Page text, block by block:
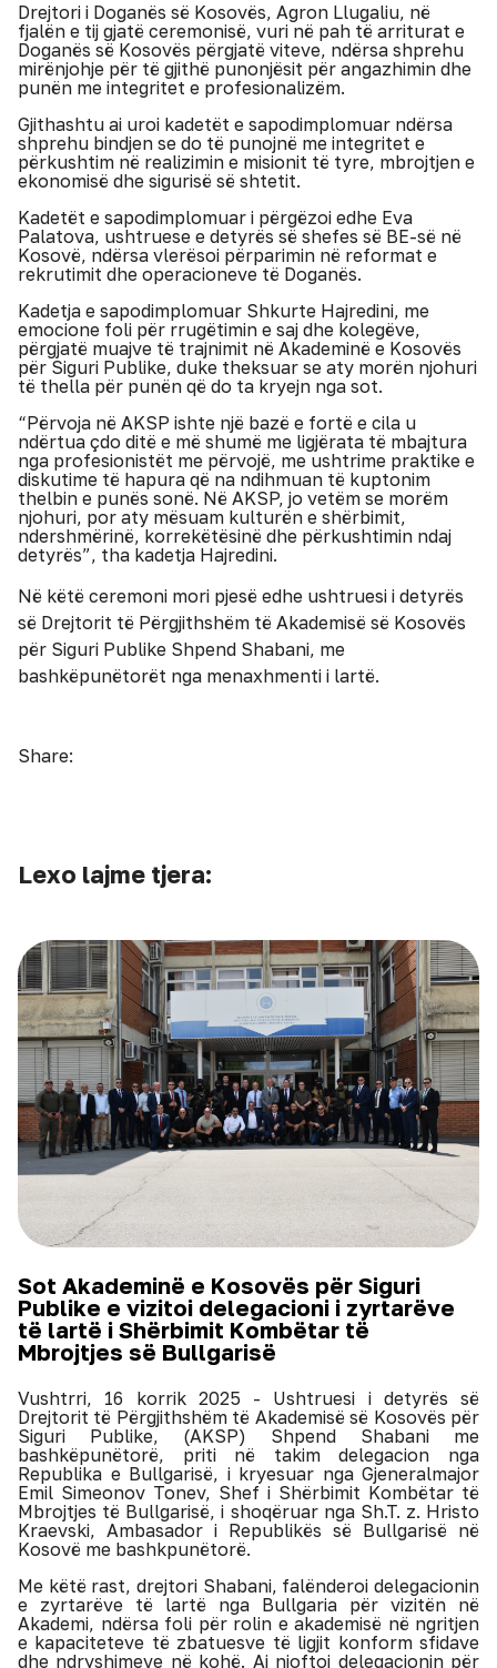
Drejtori i Doganës së Kosovës, Agron Llugaliu, në
fjalën e tij gjatë ceremonisë, vuri në pah të arriturat e
Doganës së Kosovës përgjatë viteve, ndërsa shprehu
mirënjohje për të gjithë punonjësit për angazhimin dhe
punën me integritet e profesionalizëm.
Gjithashtu ai uroi kadetët e sapodimplomuar ndërsa
shprehu bindjen se do të punojnë me integritet e
përkushtim në realizimin e misionit të tyre, mbrojtjen e
ekonomisë dhe sigurisë së shtetit.
Kadetët e sapodimplomuar i përgëzoi edhe Eva
Palatova, ushtruese e detyrës së shefes së BE-së në
Kosovë, ndërsa vlerësoi përparimin në reformat e
rekrutimit dhe operacioneve të Doganës.
Kadetja e sapodimplomuar Shkurte Hajredini, me
emocione foli për rrugëtimin e saj dhe kolegëve,
përgjatë muajve të trajnimit në Akademinë e Kosovës
për Siguri Publike, duke theksuar se aty morën njohuri
të thella për punën që do ta kryejn nga sot.
“Përvoja në AKSP ishte një bazë e fortë e cila u
ndërtua çdo ditë e më shumë me ligjërata të mbajtura
nga profesionistët me përvojë, me ushtrime praktike e
diskutime të hapura që na ndihmuan të kuptonim
thelbin e punës sonë. Në AKSP, jo vetëm se morëm
njohuri, por aty mësuam kulturën e shërbimit,
ndershmërinë, korrekëtësinë dhe përkushtimin ndaj
detyrës”, tha kadetja Hajredini.
Në këtë ceremoni mori pjesë edhe ushtruesi i detyrës
së Drejtorit të Përgjithshëm të Akademisë së Kosovës
për Siguri Publike Shpend Shabani, me
bashkëpunëtorët nga menaxhmenti i lartë.
Share:
Lexo lajme tjera:
Sot Akademinë e Kosovës për Siguri
Publike e vizitoi delegacioni i zyrtarëve
të lartë i Shërbimit Kombëtar të
Mbrojtjes së Bullgarisë
Vushtrri, 16 korrik 2025 - Ushtruesi i detyrës së
Drejtorit të Përgjithshëm të Akademisë së Kosovës për
Siguri Publike, (AKSP) Shpend Shabani me
bashkëpunëtorë, priti në takim delegacion nga
Republika e Bullgarisë, i kryesuar nga Gjeneralmajor
Emil Simeonov Tonev, Shef i Shërbimit Kombëtar të
Mbrojtjes të Bullgarisë, i shoqëruar nga Sh.T. z. Hristo
Kraevski, Ambasador i Republikës së Bullgarisë në
Kosovë me bashkpunëtorë.
Me këtë rast, drejtori Shabani, falënderoi delegacionin
e zyrtarëve të lartë nga Bullgaria për vizitën në
Akademi, ndërsa foli për rolin e akademisë në ngritjen
e kapaciteteve të zbatuesve të ligjit konform sfidave
dhe ndryshimeve në kohë. Ai njoftoi delegacionin për